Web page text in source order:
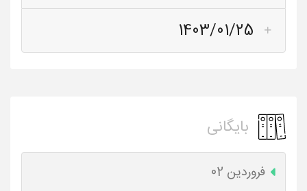
1403/01/25
بایگانی
فروردین 02